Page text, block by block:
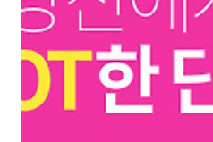
으시는 것도 괜찮을 것 같습니다. 한게
한정 아바타 및 아바타 변경도 가능하
..